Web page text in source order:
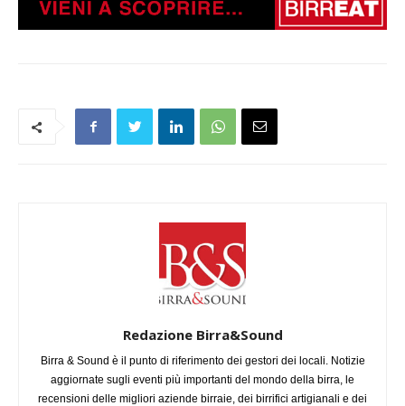
Redazione Birra&Sound
Birra & Sound è il punto di riferimento dei gestori dei locali. Notizie
aggiornate sugli eventi più importanti del mondo della birra, le
recensioni delle migliori aziende birraie, dei birrifici artigianali e dei